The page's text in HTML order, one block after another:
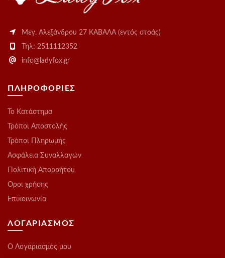
Μεγ. Αλεξάνδρου 27 ΚΑΒΑΛΑ (εντός στοάς)
Τηλ: 2511112352
info@ladyfox.gr
ΠΛΗΡΟΦΟΡΙΕΣ
Το Kατάστημα
Τρόποι Αποστολής
Τρόποι Πληρωμής
Ασφάλεια Συναλλαγών
Πολιτική Απορρήτου
Οροι χρήσης
Επικοινωνία
ΛΟΓΑΡΙΑΣΜΟΣ
O Λογαριασμός μου